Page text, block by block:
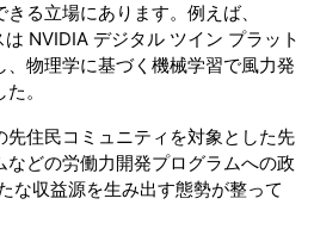
る立場にあります。例えば、
NVIDIA デジタル ツイン プラット
物理学に基づく機械学習で風力発
。
先住民コミュニティを対象とした先
どの労働力開発プログラムへの政
な収益源を生み出す態勢が整って